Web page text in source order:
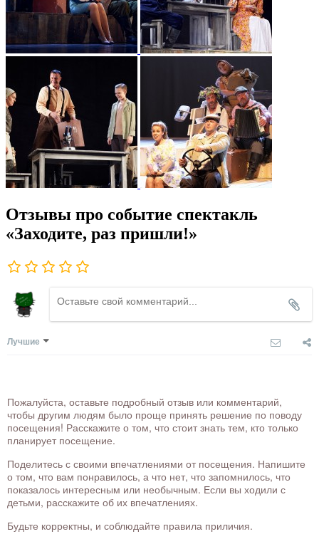
Отзывы про событие спектакль
«Заходите, раз пришли!»
Лучшие
Пожалуйста, оставьте подробный отзыв или комментарий,
чтобы другим людям было проще принять решение по поводу
посещения! Расскажите о том, что стоит знать тем, кто только
планирует посещение.
Поделитесь с своими впечатлениями от посещения. Напишите
о том, что вам понравилось, а что нет, что запомнилось, что
показалось интересным или необычным. Если вы ходили с
детьми, расскажите об их впечатлениях.
Будьте корректны, и соблюдайте правила приличия.